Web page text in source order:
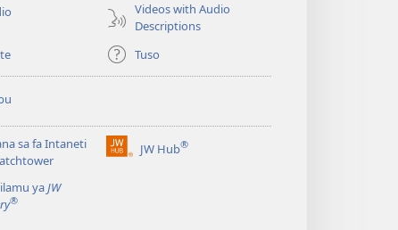
Videos with Audio
Descriptions
Tuso
sa fa Intaneti
JW Hub®
(opens
yaJW
®